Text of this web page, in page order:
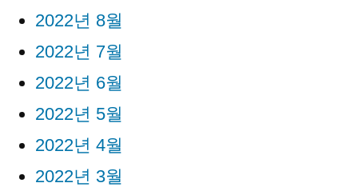
2022년 8월
2022년 7월
2022년 6월
2022년 5월
2022년 4월
2022년 3월